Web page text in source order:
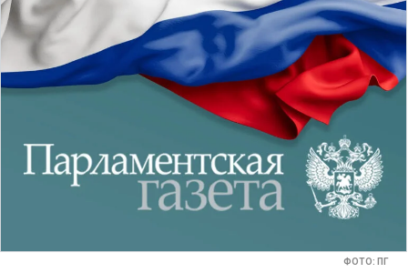
ФОТО: ПГ